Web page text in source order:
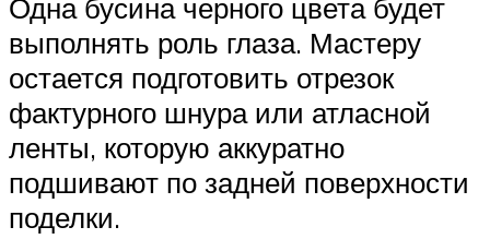
Одна бусина черного цвета будет
выполнять роль глаза. Мастеру
остается подготовить отрезок
фактурного шнура или атласной
ленты, которую аккуратно
подшивают по задней поверхности
поделки.